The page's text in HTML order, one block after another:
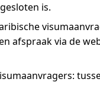
is.
afspraak via de